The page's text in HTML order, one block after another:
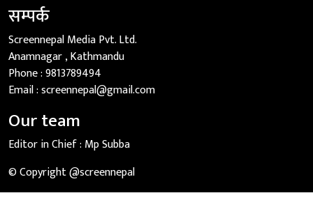
सम्पर्क
Screennepal Media Pvt. Ltd.
Anamnagar , Kathmandu
Phone :9813789494
Email :screennepal@gmail.com
Our team
Editor in Chief : Mp Subba
© Copyright @screennepal